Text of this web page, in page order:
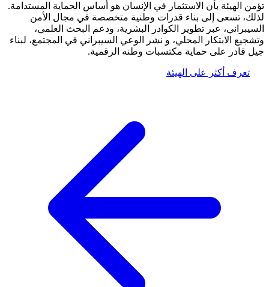
الهيئة بأن الاستثمار في الإنسان هو أساس الحماية المستدامة.
تسعى إلى بناء قدرات وطنية متخصصة في مجال الأمن
عبر تطوير الكوادر البشرية، ودعم البحث العلمي،
الابتكار المحلي، و نشر الوعي السيبراني في المجتمع، لبناء
قادر على حماية مكتسبات وطنه الرقمية.
تعرف أكثر على الهيئة